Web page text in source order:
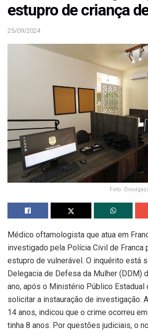
estupro de criança
25/09/2024
Foto:
Médico oftamologista que atua em
investigado pela Polícia Civil de Franca
estupro de vulnerável. O inquérito está
Delegacia de Defesa da Mulher (DDM)
ano, após o Ministério Público Estadual
solicitar a instauração de investigação.
14 anos, indicou que o crime ocorreu
tinha 8 anos. Por questões judiciais, o